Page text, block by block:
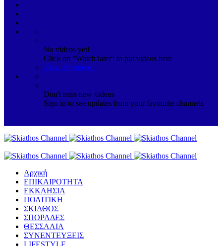
No videos yet!
Click on "Watch later" to put videos here
View all videos
Don't miss new videos
Sign in to see updates from your favourite channels
Αρχική
ΕΠΙΚΑΙΡΟΤΗΤΑ
ΕΚΚΛΗΣΙΑ
ΠΟΛΙΤΙΚΗ
ΣΚΙΑΘΟΣ
ΣΠΟΡΑΔΕΣ
ΘΕΣΣΑΛΙΑ
ΣΥΝΕΝΤΕΥΞΕΙΣ
LIFESTYLE